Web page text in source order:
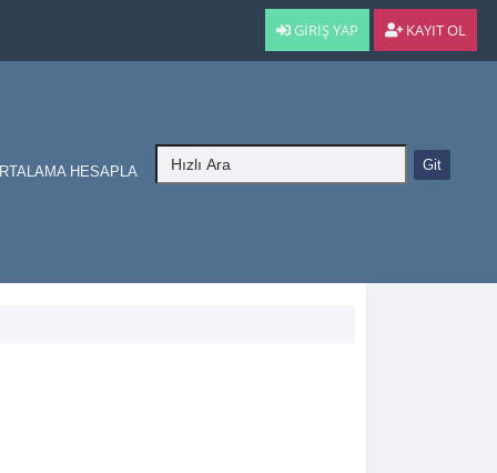
GIRIŞ YAP KAYIT OL
HESAPLA